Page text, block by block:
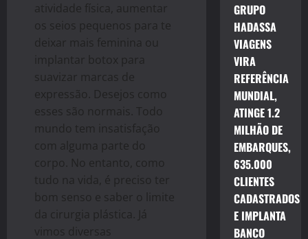
atividade física, aumentar
os seios pequenos para te
deixar mais feminina ou
implantar botox para
suavizar marcas de
expressão. Desejos como
esses são normais. Todo
mundo tem insatisfação
com alguma parte do
corpo. No entanto, como
tudo na vida, é preciso ter
bom senso e saber o limite
da cirurgia plástica. Já
vimos diversas
GRUPO
HADASSA
VIAGENS
VIRA
REFERÊNCIA
MUNDIAL,
ATINGE 1.2
MILHÃO DE
EMBARQUES,
635.000
CLIENTES
CADASTRADOS
E IMPLANTA
BANCO